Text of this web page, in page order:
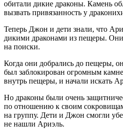
обитали дикие драконы. Камень
вызвать привязанность у
Теперь Джон и дети знали, что
дикими драконами из пещеры. Они
на поиски.
Когда они добрались до пещеры,
был заблокирован огромным
внутрь пещеры, и начали искать
Но драконы были очень
по отношению к своим
на группу. Дети и Джон смогли
не нашли Ариэль.